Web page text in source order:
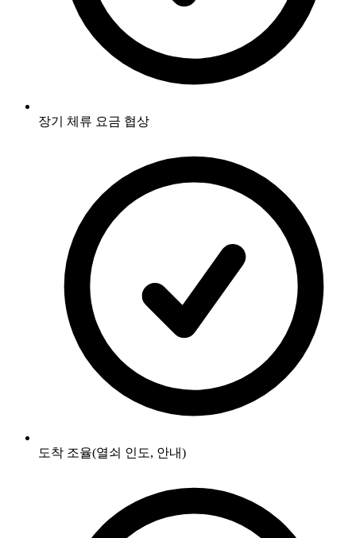
장기 체류 요금 협상
도착 조율(열쇠 인도, 안내)